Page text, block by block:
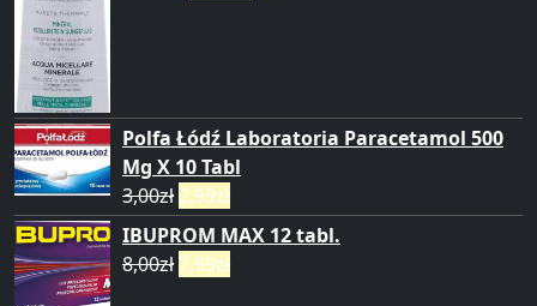
Polfa Łódź Laboratoria Paracetamol 500
Mg X 10 Tabl
3,00zł 2,99zł
IBUPROM MAX 12 tabl.
8,00zł 7,99zł